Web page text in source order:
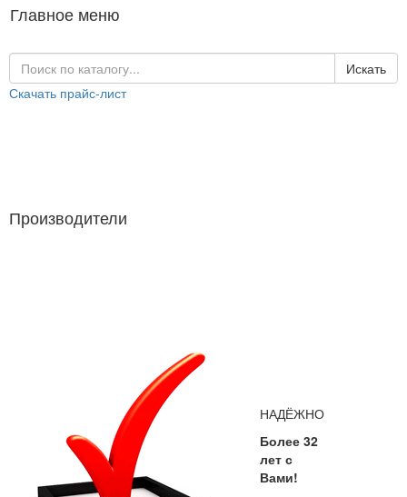
Главное меню
Искать
Скачать прайс-лист
Производители
НАДЁЖНО
Более 32
лет с
Вами!